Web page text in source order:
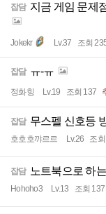
잡담 지금 게임 문제
Jokekr Lv.37 조회
잡담 ㅠ-ㅠ
정화힝 Lv.19 조회 137
잡담 무스펠 신호등
호호호꺄르르 Lv.26 조
잡담 노트북으로 하
Hohoho3 Lv.13 조회 137